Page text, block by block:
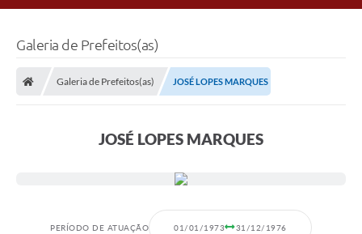
Galeria de Prefeitos(as)
Galeria de Prefeitos(as) JOSÉ LOPES MARQUES
JOSÉ LOPES MARQUES
PERÍODO DE ATUAÇÃO 01/01/1973 31/12/1976